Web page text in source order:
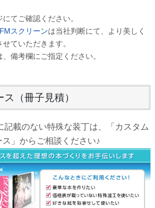
てご確認ください。
スクリーンは当社判断にて、より美しく
ていただきます。
備考欄にご指定ください。
（冊子見積）
記載のない特殊な装丁は、「カスタム
ス」からご相談ください♪